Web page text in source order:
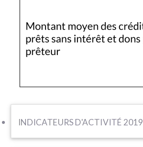
INDICATEURS D'ACTIVITÉ 2019